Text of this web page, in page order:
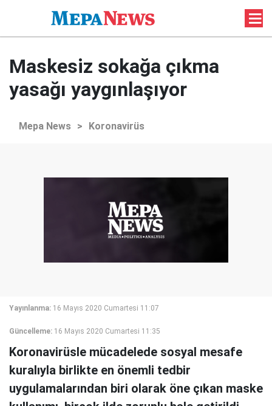
Maskesiz sokağa çıkma
yasağı yaygınlaşıyor
Mepa News > Koronavirüs
Yayınlanma: 16 Mayıs 2020 Cumartesi 11:07
Güncelleme: 16 Mayıs 2020 Cumartesi 11:35
Koronavirüsle mücadelede sosyal mesafe
kuralıyla birlikte en önemli tedbir
uygulamalarından biri olarak öne çıkan maske